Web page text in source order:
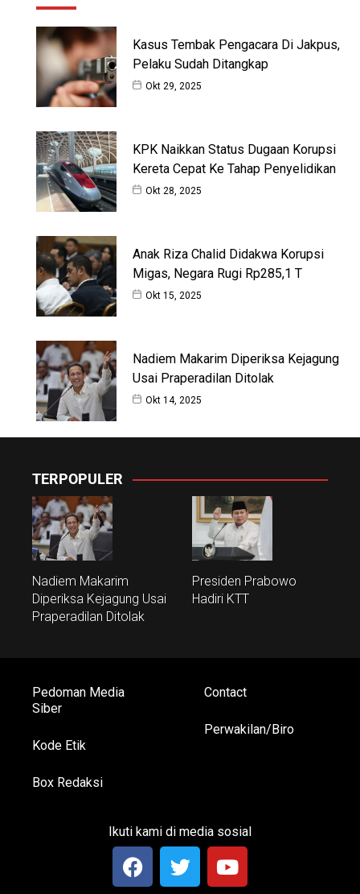
Kasus Tembak Pengacara Di Jakpus,
Pelaku Sudah Ditangkap
Okt 29, 2025
KPK Naikkan Status Dugaan Korupsi
Kereta Cepat Ke Tahap Penyelidikan
Okt 28, 2025
Anak Riza Chalid Didakwa Korupsi
Migas, Negara Rugi Rp285,1 T
Okt 15, 2025
Nadiem Makarim Diperiksa Kejagung
Usai Praperadilan Ditolak
Okt 14, 2025
TERPOPULER
Nadiem Makarim
Diperiksa Kejagung Usai
Praperadilan Ditolak
Presiden Prabowo
Hadiri KTT
Pedoman Media
Siber
Kode Etik
Box Redaksi
Contact
Perwakilan/Biro
Ikuti kami di media sosial